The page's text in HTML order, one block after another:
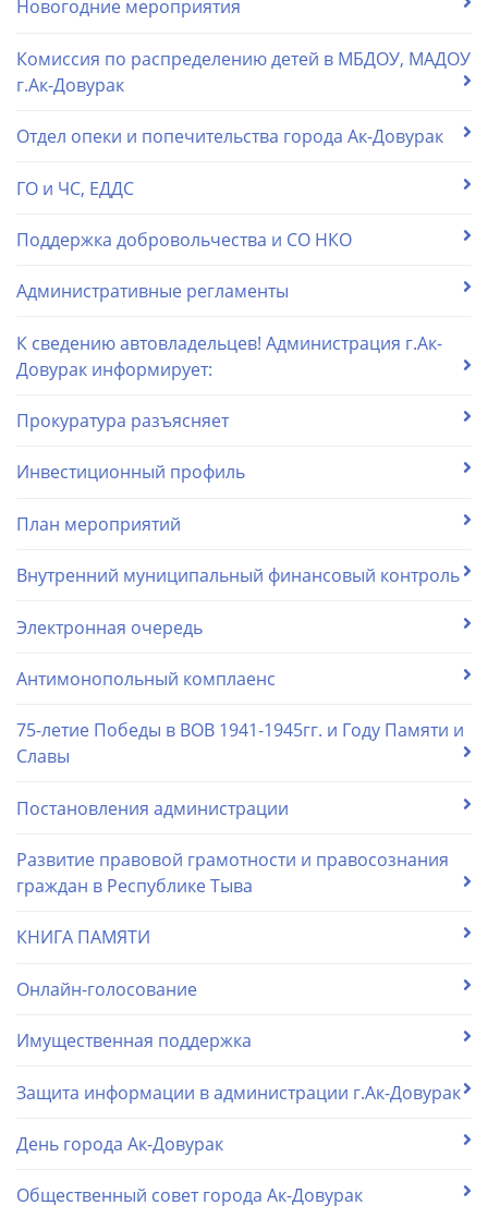
Новогодние мероприятия
Комиссия по распределению детей в МБДОУ, МАДОУ
г.Ак-Довурак
Отдел опеки и попечительства города Ак-Довурак
ГО и ЧС, ЕДДС
Поддержка добровольчества и СО НКО
Административные регламенты
К сведению автовладельцев! Администрация г.Ак-
Довурак информирует:
Прокуратура разъясняет
Инвестиционный профиль
План мероприятий
Внутренний муниципальный финансовый контроль
Электронная очередь
Антимонопольный комплаенс
75-летие Победы в ВОВ 1941-1945гг. и Году Памяти и
Славы
Постановления администрации
Развитие правовой грамотности и правосознания
граждан в Республике Тыва
КНИГА ПАМЯТИ
Онлайн-голосование
Имущественная поддержка
Защита информации в администрации г.Ак-Довурак
День города Ак-Довурак
Общественный совет города Ак-Довурак